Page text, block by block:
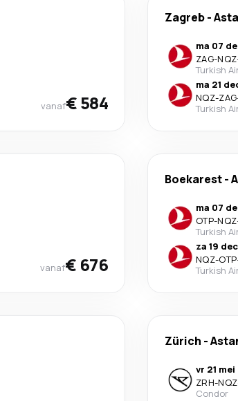
vanaf€ 584
Zagreb-
ma 07
ZAG-NQZ·
Turkish
ma 21
NQZ-ZAG·
Turkish
vanaf€ 676
Boekarest-
ma 07
OTP-NQZ·
Turkish
za 19 dec
NQZ-OTP·
Turkish
Zürich -
vr 21 mei
ZRH-NQZ
Condor